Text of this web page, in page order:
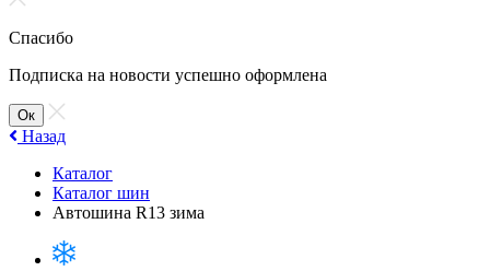
Спасибо
Подписка на новости успешно оформлена
Ок
Назад
Каталог
Каталог шин
Автошина R13 зима